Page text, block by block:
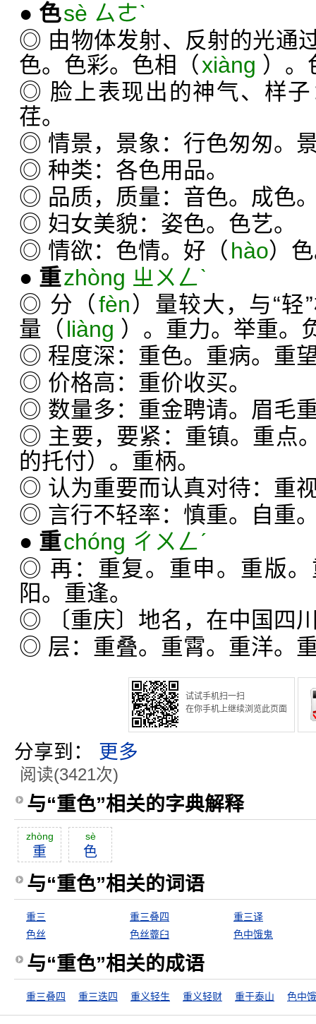
● 色sè ㄙㄜˋ
◎ 由物体发射、反射的光通
色。色彩。色相（xiàng ）。
◎ 脸上表现出的神气、样
荏。
◎ 情景，景象：行色匆匆。
◎ 种类：各色用品。
◎ 品质，质量：音色。成色
◎ 妇女美貌：姿色。色艺。
◎ 情欲：色情。好（ hào）
● 重zhòng ㄓㄨㄥˋ
◎ 分（ fèn）量较大，与“轻
量（ liàng ）。重力。举重。
◎ 程度深：重色。重病。重
◎ 价格高：重价收买。
◎ 数量多：重金聘请。眉毛
◎ 主要，要紧：重镇。重点
的托付）。重柄。
◎ 认为重要而认真对待：重
◎ 言行不轻率：慎重。自重
● 重chóng ㄔㄨㄥˊ
◎ 再：重复。重申。重版
阳。重逢。
◎ 〔重庆〕地名，在中国四
◎ 层：重叠。重霄。重洋。
试试手机扫一扫
在你手机上继续浏览此页面
分享到： 更多
阅读(3421次)
与“重色”相关的字典解释
zhòng
重
sè
色
与“重色”相关的词语
重三 重三叠四
重三译
色丝
色丝虀臼 色中饿鬼
与“重色”相关的成语
重三叠四 重三迭四 重义轻生 重义轻财 重于泰山 色中